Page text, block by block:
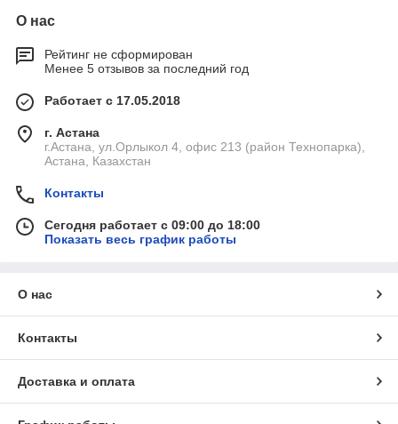
О нас
Рейтинг не сформирован
Менее 5 отзывов за последний год
Работает с 17.05.2018
г. Астана
г.Астана, ул.Орлыкол 4, офис 213 (район Технопарка),
Астана, Казахстан
Контакты
Сегодня работает с 09:00 до 18:00
Показать весь график работы
О нас
Контакты
Доставка и оплата